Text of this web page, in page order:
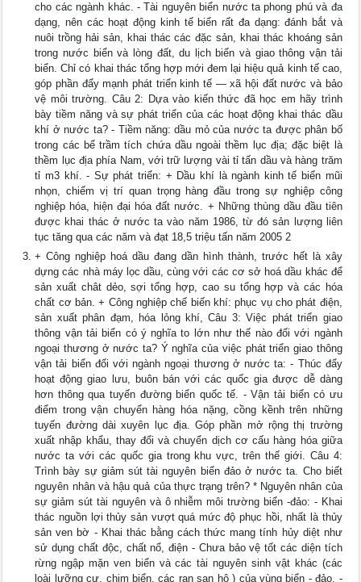
cho các ngành khác. - Tài nguyên biển nước ta phong phú và đa
dạng, nên các hoạt động kinh tế biển rất đa dạng: đánh bắt và
nuôi trồng hải sản, khai thác các đặc sản, khai thác khoáng sản
trong nước biển và lòng đất, du lịch biển và giao thông vận tải
biển. Chỉ có khai thác tổng hợp mới đem lại hiệu quả kinh tế cao,
góp phần đẩy mạnh phát triển kinh tế — xã hội đất nước và bảo
vệ môi trường. Câu 2: Dựa vào kiến thức đã học em hãy trình
bày tiềm năng và sự phát triển của các hoạt động khai thác dầu
khí ở nước ta? - Tiềm năng: dầu mỏ của nước ta được phân bố
trong các bể trầm tích chứa dầu ngoài thềm lục địa; đặc biệt là
thềm lục địa phía Nam, với trữ lượng vài tỉ tấn dầu và hàng trăm
tỉ m3 khí. - Sự phát triển: + Dầu khí là ngành kinh tế biển mũi
nhọn, chiếm vị trí quan trọng hàng đầu trong sự nghiệp công
nghiệp hóa, hiện đại hóa đất nước. + Những thùng dầu đầu tiên
được khai thác ở nước ta vào năm 1986, từ đó sản lượng liên
tục tăng qua các năm và đạt 18,5 triệu tấn năm 2005 2
+ Công nghiệp hoá dầu đang dần hình thành, trước hết là xây
dựng các nhà máy lọc dầu, cùng với các cơ sở hoá dầu khác để
sản xuất chât dẻo, sợi tổng hợp, cao su tổng hợp và các hóa
chất cơ bản. + Công nghiệp chế biến khí: phục vụ cho phát điện,
sản xuất phân đạm, hóa lỏng khí, Câu 3: Việc phát triển giao
thông vận tải biển có ý nghĩa to lớn như thế nào đối với ngành
ngoại thương ở nước ta? Ý nghĩa của việc phát triển giao thông
vận tải biển đối với ngành ngoại thương ở nước ta: - Thúc đẩy
hoạt động giao lưu, buôn bán với các quốc gia được dễ dàng
hơn thông qua tuyến đường biển quốc tế. - Vận tải biển có ưu
điểm trong vận chuyển hàng hóa nặng, cồng kềnh trên những
tuyến đường dài xuyên lục địa. Góp phần mở rộng thị trường
xuất nhập khẩu, thay đổi và chuyển dịch cơ cấu hàng hóa giữa
nước ta với các quốc gia trong khu vực, trên thế giới. Câu 4:
Trình bày sự giảm sút tài nguyên biển đảo ở nước ta. Cho biết
nguyên nhân và hậu quả của thực trạng trên? * Nguyên nhân của
sự giảm sút tài nguyên và ô nhiễm môi trường biển -đảo: - Khai
thác nguồn lợi thủy sản vượt quá mức độ phục hồi, nhất là thủy
sản ven bờ - Khai thác bằng cách thức mang tính hủy diệt như
sử dụng chất độc, chất nổ, điện - Chưa bảo vệ tốt các diện tích
rừng ngập mặn ven biển và các tài nguyên sinh vật khác (các
loài lưỡng cư, chim biển, các rạn san hô ) của vùng biển - đảo. -